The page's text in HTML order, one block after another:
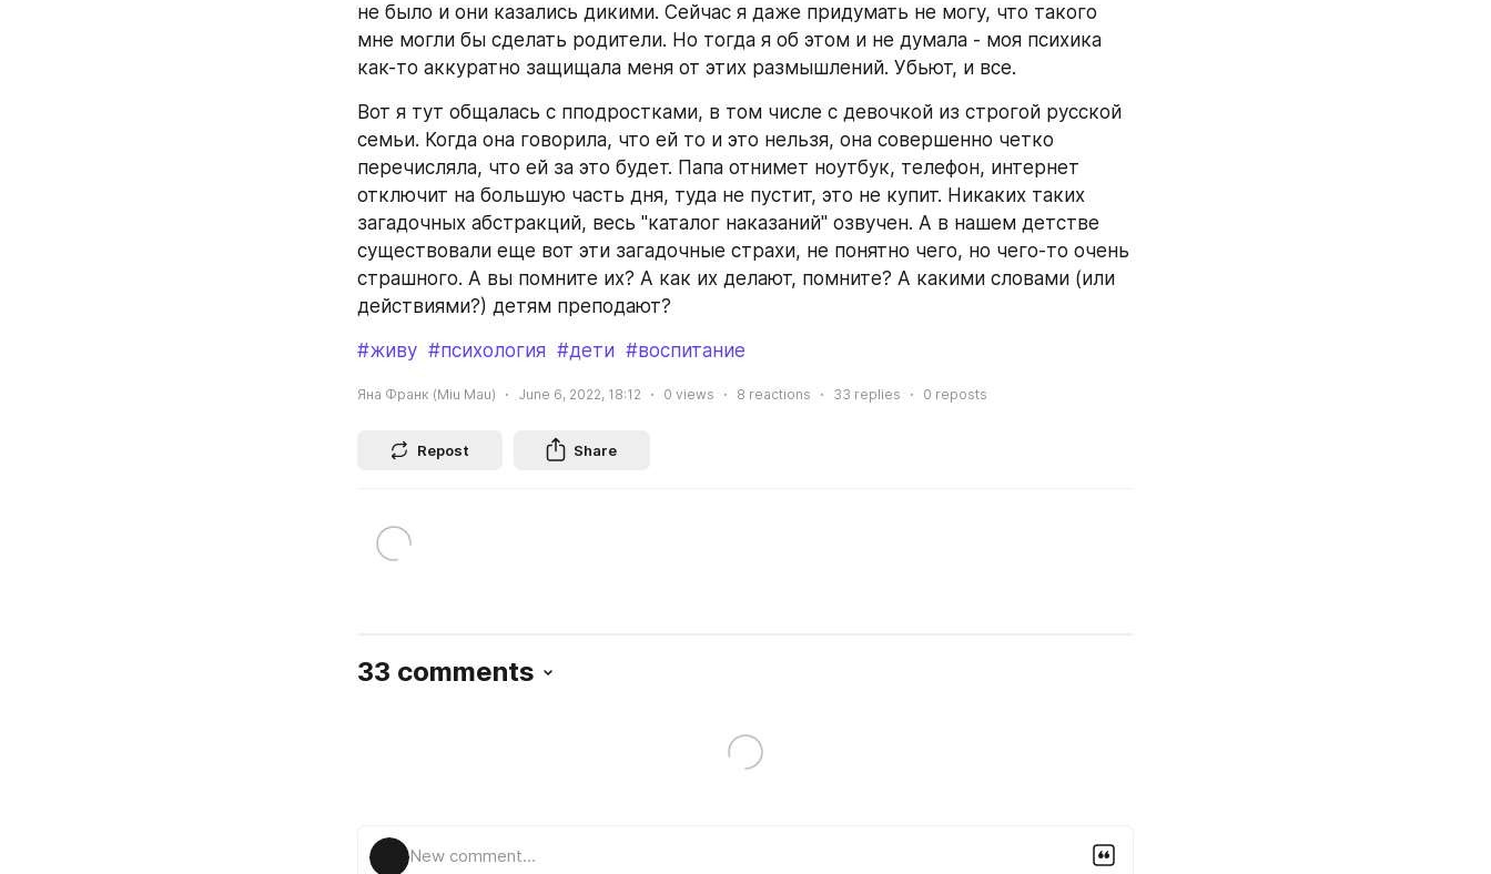
не было и они казались дикими. Сейчас я даже придумать не могу, что такого
мне могли бы сделать родители. Но тогда я об этом и не думала - моя психика
как-то аккуратно защищала меня от этих размышлений. Убьют, и все.
Вот я тут общалась с пподростками, в том числе с девочкой из строгой русской
семьи. Когда она говорила, что ей то и это нельзя, она совершенно четко
перечисляла, что ей за это будет. Папа отнимет ноутбук, телефон, интернет
отключит на большую часть дня, туда не пустит, это не купит. Никаких таких
загадочных абстракций, весь "каталог наказаний" озвучен. А в нашем детстве
существовали еще вот эти загадочные страхи, не понятно чего, но чего-то очень
страшного. А вы помните их? А как их делают, помните? А какими словами (или
действиями?) детям преподают?
#живу #психология #дети #воспитание
Яна Франк (Miu Mau) June 6, 2022, 18:12 0 views 8 reactions 33 replies 0 reposts
Repost Share
33 comments